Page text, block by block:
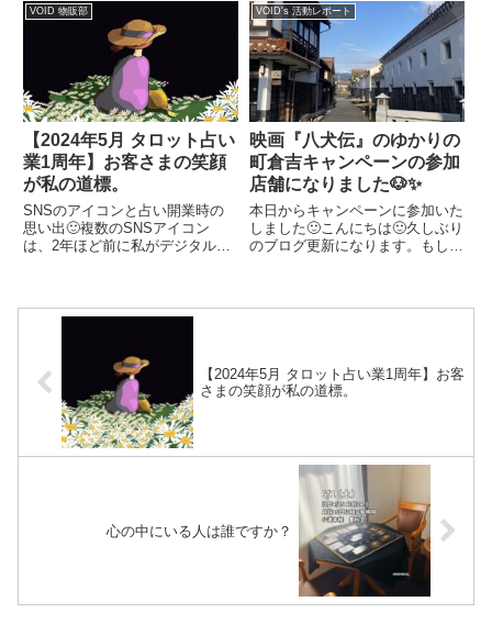
て対面の占い鑑定会を開かせてい
ただきました🙏✨5、6月に計3回
開催し13名のお客さまを鑑定さ
せていただきました😊ありが...
言葉を発する子どものように、自
分との対話、家族以外と接し、
様々なことを知る🙂♊️さんパワー
で、コミ...
VOID 物販部
【2024年5月 タロット占い
業1周年】お客さまの笑顔
が私の道標。
SNSのアイコンと占い開業時の
思い出🙂複数のSNSアイコン
は、2年ほど前に私がデジタルで
を拾ったけど、実は小さなライオ
VOID's 活動レポート
映画『八犬伝』のゆかりの
町倉吉キャンペーンの参加
店舗になりました🐶✨
本日からキャンペーンに参加いた
しました🙂こんにちは🙂久しぶり
のブログ更新になります。もし
【2024年5月 タロット占い業1周年】お客
さまの笑顔が私の道標。
心の中にいる人は誰ですか？